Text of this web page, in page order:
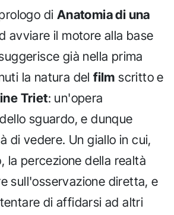
di Anatomia di una
avviare il motore alla base
già nella prima
la natura delfilm scritto e
Triet: un'opera
sguardo, e dunque
di vedere. Un giallo in cui,
la percezione della realtà
sull'osservazione diretta, e
di affidarsi ad altri